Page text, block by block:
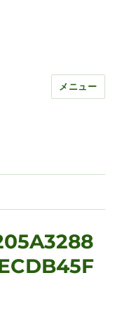
メニュー